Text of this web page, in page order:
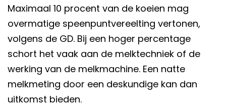
Maximaal 10 procent van de koeien mag
overmatige speenpuntvereelting vertonen,
volgens de GD. Bij een hoger percentage
schort het vaak aan de melktechniek of de
werking van de melkmachine. Een natte
melkmeting door een deskundige kan dan
uitkomst bieden.